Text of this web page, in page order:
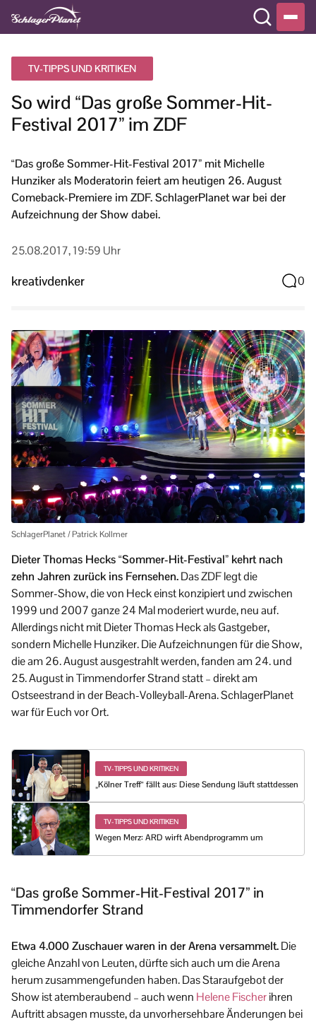
TV-TIPPS UND KRITIKEN
So wird “Das große Sommer-Hit-
Festival 2017” im ZDF
“Das große Sommer-Hit-Festival 2017” mit Michelle
Hunziker als Moderatorin feiert am heutigen 26. August
Comeback-Premiere im ZDF. SchlagerPlanet war bei der
Aufzeichnung der Show dabei.
25.08.2017, 19:59 Uhr
kreativdenker 0
SchlagerPlanet / Patrick Kollmer
Dieter Thomas Hecks “Sommer-Hit-Festival” kehrt nach
zehn Jahren zurück ins Fernsehen.Das ZDF legt die
Sommer-Show, die von Heck einst konzipiert und zwischen
1999 und 2007 ganze 24 Mal moderiert wurde, neu auf.
Allerdings nicht mit Dieter Thomas Heck als Gastgeber,
sondern Michelle Hunziker. Die Aufzeichnungen für die Show,
die am 26. August ausgestrahlt werden, fanden am 24. und
25. August in Timmendorfer Strand statt – direkt am
Ostseestrand in der Beach-Volleyball-Arena. SchlagerPlanet
war für Euch vor Ort.
TV-TIPPS UND KRITIKEN
„Kölner Treff“ fällt aus: Diese Sendung läuft stattdessen
TV-TIPPS UND KRITIKEN
Wegen Merz: ARD wirft Abendprogramm um
“Das große Sommer-Hit-Festival 2017” in
Timmendorfer Strand
Etwa 4.000 Zuschauer waren in der Arena versammelt.Die
gleiche Anzahl von Leuten, dürfte sich auch um die Arena
herum zusammengefunden haben. Das Staraufgebot der
Show ist atemberaubend – auch wenn Helene Fischerihren
Auftritt absagen musste, da unvorhersehbare Änderungen bei